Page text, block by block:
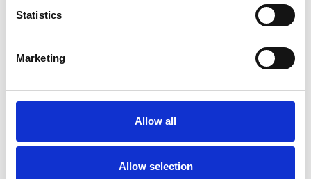
Statistics
Marketing
Allow all
Allow selection
Galerie Moderne Silkeborg
Galerie Moderne Silkeborg er et af Skandinaviens største
og er et af de ældste af sin art i Danmark.
Cobra-bevægelsen siden 1962 og har som eneste galleri i
Galleriet har udstillet på Art Cologne-kunstmessen i Køln